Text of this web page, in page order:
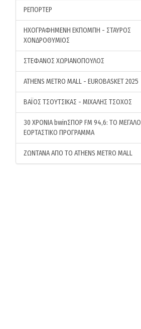
ΡΕΠΟΡΤΕΡ
ΗΧΟΓΡΑΦΗΜΕΝΗ ΕΚΠΟΜΠΗ - ΣΤΑΥΡΟΣ
ΧΟΝΔΡΟΘΥΜΙΟΣ
ΣΤΕΦΑΝΟΣ ΧΩΡΙΑΝΟΠΟΥΛΟΣ
ATHENS METRO MALL - EUROBASKET 2025
ΒΑΪΟΣ ΤΣΟΥΤΣΙΚΑΣ - ΜΙΧΑΛΗΣ ΤΣΟΧΟΣ
30 ΧΡΟΝΙΑ bwinΣΠΟΡ FM 94,6: ΤΟ ΜΕΓΑΛΟ
ΕΟΡΤΑΣΤΙΚΟ ΠΡΟΓΡΑΜΜΑ
ΖΩΝΤΑΝΑ ΑΠΟ ΤΟ ATHENS METRO MALL